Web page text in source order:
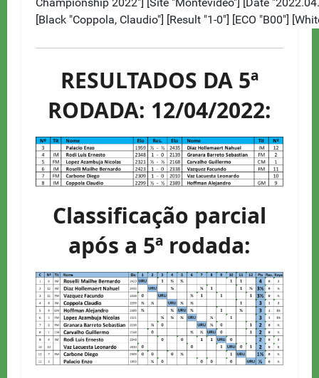
RESULTADOS DA 5ª
RODADA: 12/04/2022:
Classificação parcial
após a 5ª rodada: